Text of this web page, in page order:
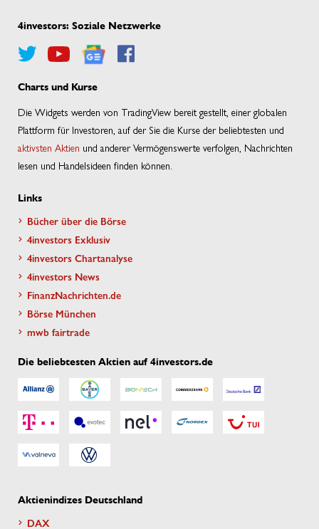
4investors: Soziale Netzwerke
Charts und Kurse
Die Widgets werden von TradingView bereit gestellt, einer globalen
Plattform für Investoren, auf der Sie die Kurse der beliebtesten und
aktivsten Aktien und anderer Vermögenswerte verfolgen, Nachrichten
lesen und Handelsideen finden können.
Links
Bücher über die Börse
4investors Exklusiv
4investors Chartanalyse
4investors News
FinanzNachrichten.de
Börse München
mwb fairtrade
Die beliebtesten Aktien auf 4investors.de
Aktienindizes Deutschland
DAX